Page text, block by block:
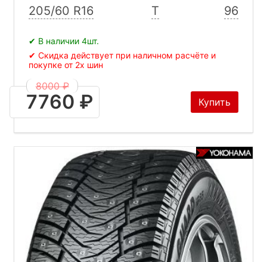
205/60 R16 T 96
✔ В наличии 4шт.
✔ Скидка действует при наличном расчёте и
покупке от 2х шин
8000 ₽
7760 ₽ Купить